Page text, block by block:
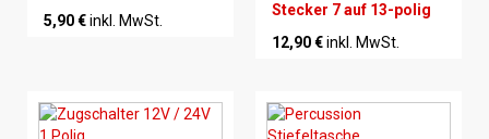
5,90 €inkl. MwSt.
Stecker 7 auf 13-polig
12,90 €inkl. MwSt.